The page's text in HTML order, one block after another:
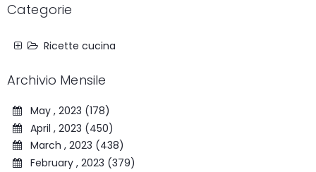
Categorie
Ricette cucina
Archivio Mensile
May , 2023 (178)
April , 2023 (450)
March , 2023 (438)
February , 2023 (379)